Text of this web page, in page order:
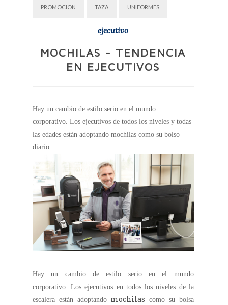
PROMOCION TAZA UNIFORMES
ejecutivo
MOCHILAS - TENDENCIA
EN EJECUTIVOS
Hay un cambio de estilo serio en el mundo
corporativo. Los ejecutivos de todos los niveles y todas
las edades están adoptando mochilas como su bolso
diario.
Hay un cambio de estilo serio en el mundo
corporativo.Los ejecutivos en todos los niveles de la
escalera están adoptando mochilas como su bolsa